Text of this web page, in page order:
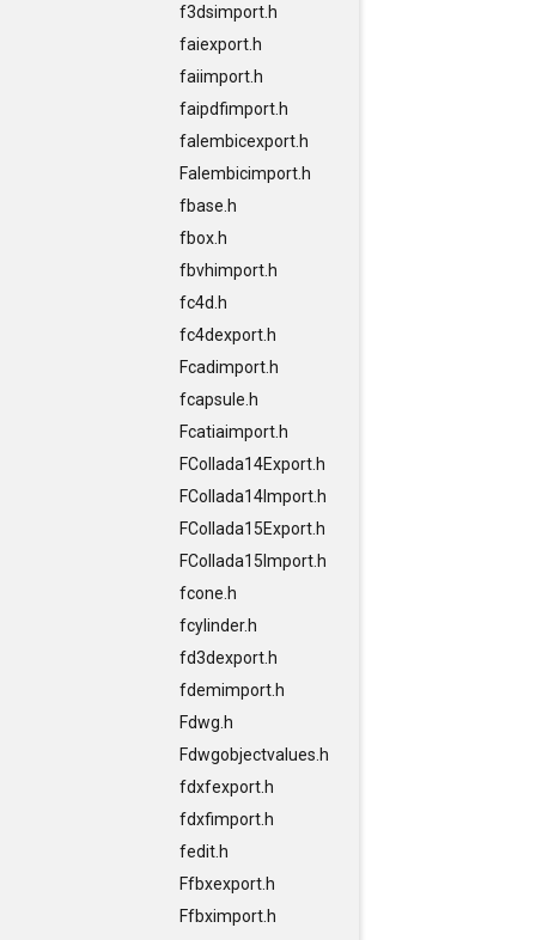
f3dsimport.h
faiexport.h
faiimport.h
faipdfimport.h
falembicexport.h
Falembicimport.h
fbase.h
fbox.h
fbvhimport.h
fc4d.h
fc4dexport.h
Fcadimport.h
fcapsule.h
Fcatiaimport.h
FCollada14Export.h
FCollada14Import.h
FCollada15Export.h
FCollada15Import.h
fcone.h
fcylinder.h
fd3dexport.h
fdemimport.h
Fdwg.h
Fdwgobjectvalues.h
fdxfexport.h
fdxfimport.h
fedit.h
Ffbxexport.h
Ffbximport.h